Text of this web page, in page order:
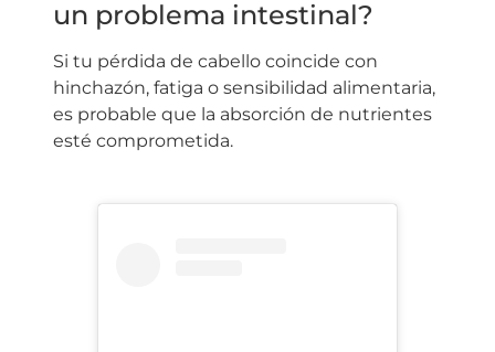
un problema intestinal?
Si tu pérdida de cabello coincide con
hinchazón, fatiga o sensibilidad alimentaria,
es probable que la absorción de nutrientes
esté comprometida.